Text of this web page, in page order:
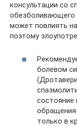
консультации со
обезболивающего
может повлиять
поэтому
болевом
состояние
только в